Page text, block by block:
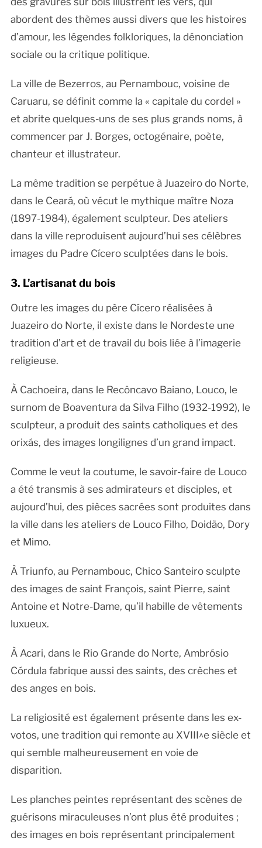
abordent des thèmes aussi divers que les histoires
d’amour, les légendes folkloriques, la dénonciation
sociale ou la critique politique.
La ville de Bezerros, au Pernambouc, voisine de
Caruaru, se définit comme la « capitale du cordel »
et abrite quelques-uns de ses plus grands noms, à
commencer par J. Borges, octogénaire, poète,
chanteur et illustrateur.
La même tradition se perpétue à Juazeiro do Norte,
dans le Ceará, où vécut le mythique maître Noza
(1897-1984), également sculpteur. Des ateliers
dans la ville reproduisent aujourd’hui ses célèbres
images du Padre Cícero sculptées dans le bois.
3. L’artisanat du bois
Outre les images du père Cícero réalisées à
Juazeiro do Norte, il existe dans le Nordeste une
tradition d’art et de travail du bois liée à l’imagerie
religieuse.
À Cachoeira, dans le Recôncavo Baiano, Louco, le
surnom de Boaventura da Silva Filho (1932-1992), le
sculpteur, a produit des saints catholiques et des
orixás, des images longilignes d’un grand impact.
Comme le veut la coutume, le savoir-faire de Louco
a été transmis à ses admirateurs et disciples, et
aujourd’hui, des pièces sacrées sont produites dans
la ville dans les ateliers de Louco Filho, Doidão, Dory
et Mimo.
À Triunfo, au Pernambouc, Chico Santeiro sculpte
des images de saint François, saint Pierre, saint
Antoine et Notre-Dame, qu’il habille de vêtements
luxueux.
À Acari, dans le Rio Grande do Norte, Ambrósio
Córdula fabrique aussi des saints, des crèches et
des anges en bois.
La religiosité est également présente dans les ex-
votos, une tradition qui remonte au XVIII^e siècle et
qui semble malheureusement en voie de
disparition.
Les planches peintes représentant des scènes de
guérisons miraculeuses n’ont plus été produites ;
des images en bois représentant principalement